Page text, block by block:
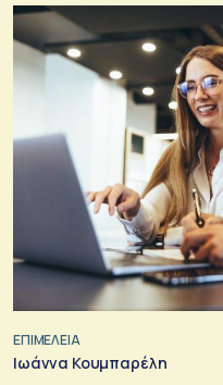
ΕΠΙΜΕΛΕΙΑ
Ιωάννα Κουμπαρέλη